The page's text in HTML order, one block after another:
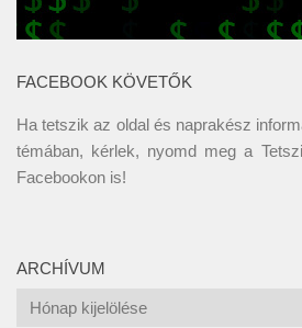
FACEBOOK KÖVETŐK
Ha tetszik az oldal és naprakész
témában, kérlek, nyomd meg a
Facebookon is!
ARCHÍVUM
Archívum